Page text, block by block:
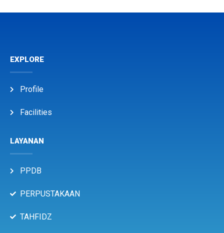
EXPLORE
Profile
Facilities
LAYANAN
PPDB
PERPUSTAKAAN
TAHFIDZ